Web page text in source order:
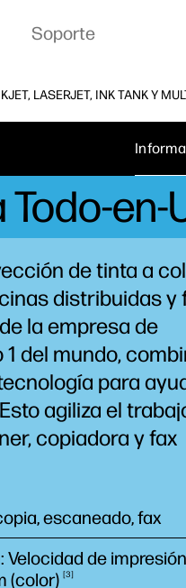
Soporte
LASERJET, INK TANK Y
en-
de tinta a
distribuidas y
la empresa de
del mundo,
para
agiliza el
copiadora y fax
escaneado, fax
Velocidad de
(color) 3